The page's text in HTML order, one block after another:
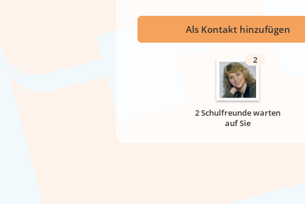
Als Kontakt hinzufügen
2
2 Schulfreunde warten
auf Sie